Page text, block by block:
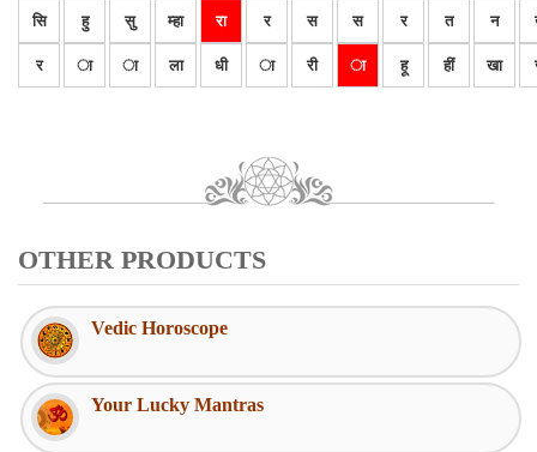
सि हु सु म्हा रा र स स र त न
र ा ा ला धी ा री ा हू हीं खा
OTHER PRODUCTS
Vedic Horoscope
Your Lucky Mantras